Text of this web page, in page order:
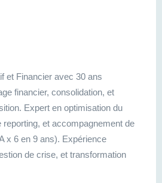
et Financier avec 30 ans
financier, consolidation, et
Expert en optimisation du
reporting, et accompagnement de
x 6 en 9 ans). Expérience
de crise, et transformation